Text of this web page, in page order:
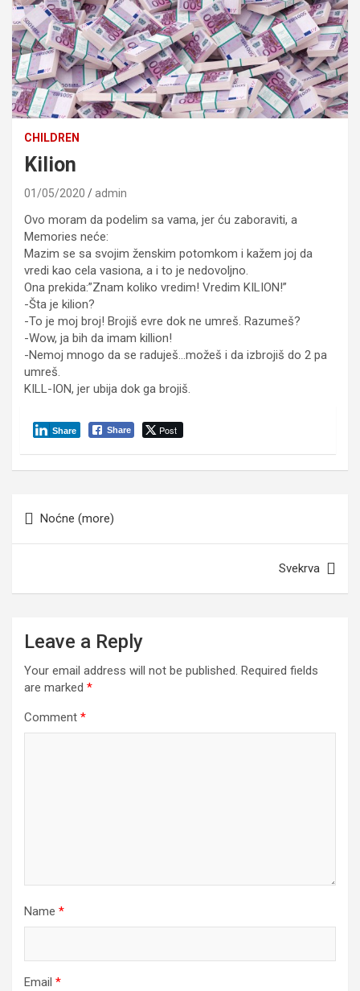
CHILDREN
Kilion
01/05/2020 admin
Ovo moram da podelim sa vama, jer ću zaboraviti, a
Memories neće:
Mazim se sa svojim ženskim potomkom i kažem joj da
vredi kao cela vasiona, a i to je nedovoljno.
Ona prekida:”Znam koliko vredim! Vredim KILION!”
-Šta je kilion?
-To je moj broj! Brojiš evre dok ne umreš. Razumeš?
-Wow, ja bih da imam killion!
-Nemoj mnogo da se raduješ…možeš i da izbrojiš do 2 pa
umreš.
KILL-ION, jer ubija dok ga brojiš.
Share Post
Share
navigation
Noćne (more)
Svekrva
Leave a Reply
Your email address will not be published. Required fields
are marked *
Comment *
Name *
Email *